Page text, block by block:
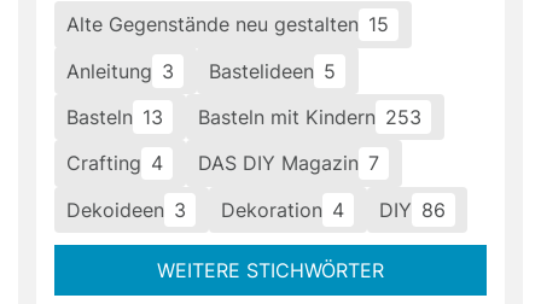
Alte Gegenstände neu gestalten 15
Anleitung 3 Bastelideen 5
Basteln 13 Basteln mit Kindern 253
Crafting 4 DAS DIY Magazin 7
Dekoideen 3 Dekoration 4 DIY 86
WEITERE STICHWÖRTER